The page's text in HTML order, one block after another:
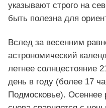
указывают строго на
быть полезна для
Вслед за весенним
астрономический
летнее солнцестояние
день в году (более 17
Подмосковье). Осеннее